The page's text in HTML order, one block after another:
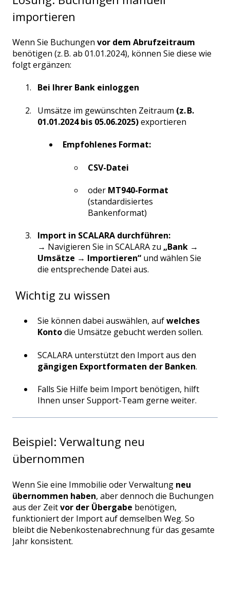
importieren
Wenn Sie Buchungen vor dem Abrufzeitraum
benötigen (z. B. ab 01.01.2024), können Sie diese wie
folgt ergänzen:
Bei Ihrer Bank einloggen
Umsätze im gewünschten Zeitraum (z. B.
01.01.2024 bis 05.06.2025)exportieren
Empfohlenes Format:
CSV-Datei
oder MT940-Format
(standardisiertes
Bankenformat)
Import in SCALARA durchführen:
→ Navigieren Sie in SCALARA zu „Bank →
Umsätze → Importieren“ und wählen Sie
die entsprechende Datei aus.
Wichtig zu wissen
Sie können dabei auswählen, aufwelches
Kontodie Umsätze gebucht werden sollen.
SCALARA unterstützt den Import aus den
gängigen Exportformaten der Banken.
Falls Sie Hilfe beim Import benötigen, hilft
Ihnen unser Support-Team gerne weiter.
Beispiel: Verwaltung neu
übernommen
Wenn Sie eine Immobilie oder Verwaltung neu
übernommen haben, aber dennoch die Buchungen
aus der Zeitvor der Übergabe benötigen,
funktioniert der Import auf demselben Weg. So
bleibt die Nebenkostenabrechnung für das gesamte
Jahr konsistent.